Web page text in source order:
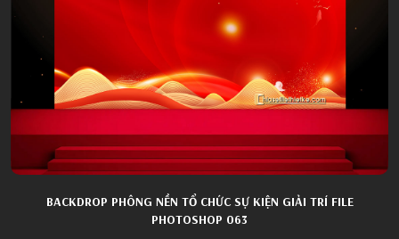
BACKDROP PHÔNG NỀN TỔ CHỨC SỰ KIỆN GIẢI TRÍ FILE
PHOTOSHOP 063